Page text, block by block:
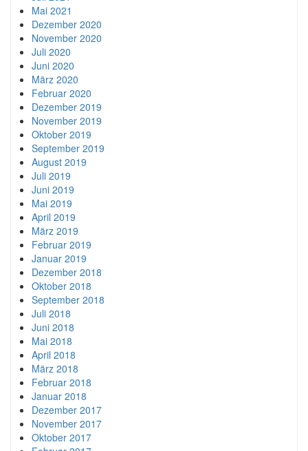
Mai 2021
Dezember 2020
November 2020
Juli 2020
Juni 2020
März 2020
Februar 2020
Dezember 2019
November 2019
Oktober 2019
September 2019
August 2019
Juli 2019
Juni 2019
Mai 2019
April 2019
März 2019
Februar 2019
Januar 2019
Dezember 2018
Oktober 2018
September 2018
Juli 2018
Juni 2018
Mai 2018
April 2018
März 2018
Februar 2018
Januar 2018
Dezember 2017
November 2017
Oktober 2017